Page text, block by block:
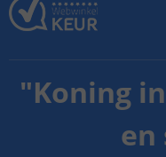
"Koning
en